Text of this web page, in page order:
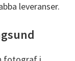
leveranser.